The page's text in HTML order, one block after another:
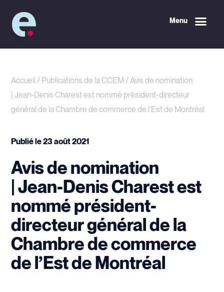
Menu
Accueil / Publications de la CCEM /Avis de nomination
| Jean-Denis Charest est nommé président-directeur
général de la Chambre de commerce de l’Est de Montréal
Publié le23 août 2021
Avis de nomination
| Jean-Denis Charest est
nommé président-
directeur général de la
Chambre de commerce
de l’Est de Montréal